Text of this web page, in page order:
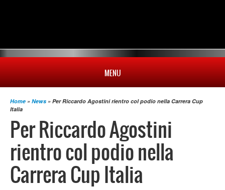
MENU
HOME
PROFILO
NEWS
Home » News » Per Riccardo Agostini rientro col podio nella Carrera Cup
Italia
Per Riccardo Agostini
rientro col podio nella
Carrera Cup Italia